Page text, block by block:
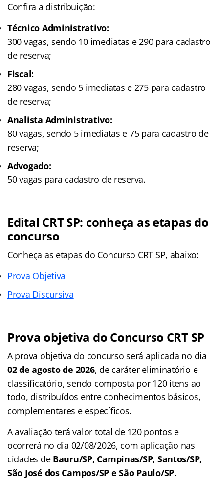
Confira a distribuição:
Técnico Administrativo:
300 vagas, sendo 10 imediatas e 290 para cadastro
de reserva;
Fiscal:
280 vagas, sendo 5 imediatas e 275 para cadastro
de reserva;
Analista Administrativo:
80 vagas, sendo 5 imediatas e 75 para cadastro de
reserva;
Advogado:
50 vagas para cadastro de reserva.
Edital CRT SP: conheça as etapas do
concurso
Conheça as etapas do Concurso CRT SP, abaixo:
Prova Objetiva
Prova Discursiva
Prova objetiva do Concurso CRT SP
A prova objetiva do concurso será aplicada no dia
02 de agosto de 2026, de caráter eliminatório e
classificatório, sendo composta por 120 itens ao
todo, distribuídos entre conhecimentos básicos,
complementares e específicos.
A avaliação terá valor total de 120 pontos e
ocorrerá no dia 02/08/2026, com aplicação nas
cidades de Bauru/SP, Campinas/SP, Santos/SP,
São José dos Campos/SP e São Paulo/SP.